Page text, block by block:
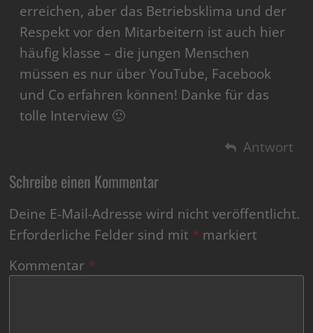
erreichen, aber das Betriebsklima und der
Respekt vor den Mitarbeitern ist auch hier
häufig klasse – die jungen Menschen
müssen es nur über YouTube, Facebook
und Co erfahren können! Danke für das
tolle Interview 🙂
Antwort
Schreibe einen Kommentar
Deine E-Mail-Adresse wird nicht veröffentlicht.
Erforderliche Felder sind mit * markiert
Kommentar *